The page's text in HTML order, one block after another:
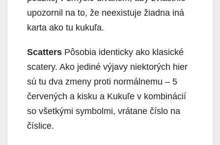
upozornil na to, že neexistuje žiadna iná
karta ako tu kukuľa.
Scatters Pôsobia identicky ako klasické
scatery. Ako jediné výjavy niektorých hier
sú tu dva zmeny proti normálnemu – 5
červených a kisku a Kukuľe v kombinácií
so všetkými symbolmi, vrátane číslo na
číslice.